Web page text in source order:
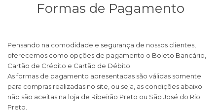
Formas de Pagamento
Pensando na comodidade e segurança de nossos clientes,
oferecemos como opções de pagamento o Boleto Bancário,
Cartão de Crédito e Cartão de Débito.
As formas de pagamento apresentadas são válidas somente
para compras realizadas no site, ou seja, as condições abaixo
não são aceitas na loja de Ribeirão Preto ou São José do Rio
Preto.